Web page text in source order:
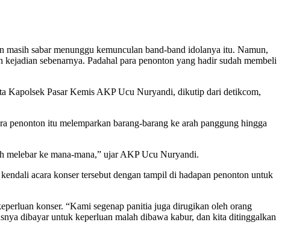
sabar menunggu kemunculan band-band idolanya itu. Namun,
sebenarnya. Padahal para penonton yang hadir sudah membeli
Kapolsek Pasar Kemis AKP Ucu Nuryandi, dikutip dari detikcom,
penonton itu melemparkan barang-barang ke arah panggung hingga
melebar ke mana-mana,” ujar AKP Ucu Nuryandi.
acara konser tersebut dengan tampil di hadapan penonton untuk
konser. “Kami segenap panitia juga dirugikan oleh orang
dibayar untuk keperluan malah dibawa kabur, dan kita ditinggalkan